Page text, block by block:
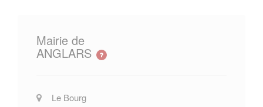
Mairie de
ANGLARS
Le Bourg